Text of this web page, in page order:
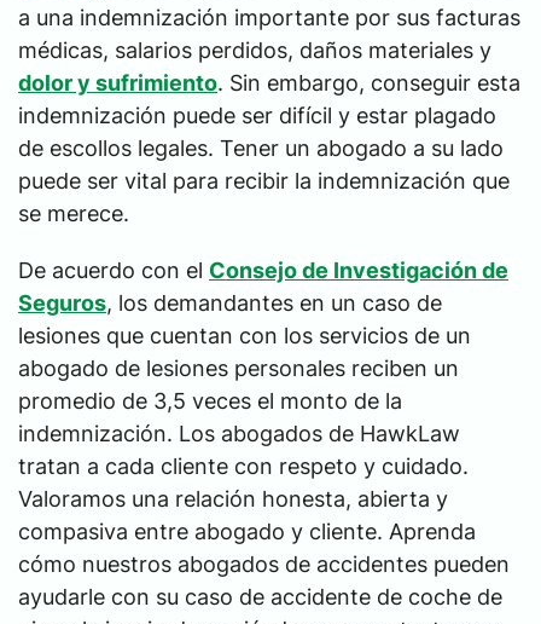
a una indemnización importante por sus facturas
médicas, salarios perdidos, daños materiales y
dolor y sufrimiento. Sin embargo, conseguir esta
indemnización puede ser difícil y estar plagado
de escollos legales. Tener un abogado a su lado
puede ser vital para recibir la indemnización que
se merece.
De acuerdo con el Consejo de Investigación de
Seguros, los demandantes en un caso de
lesiones que cuentan con los servicios de un
abogado de lesiones personales reciben un
promedio de 3,5 veces el monto de la
indemnización. Los abogados de HawkLaw
tratan a cada cliente con respeto y cuidado.
Valoramos una relación honesta, abierta y
compasiva entre abogado y cliente. Aprenda
cómo nuestros abogados de accidentes pueden
ayudarle con su caso de accidente de coche de